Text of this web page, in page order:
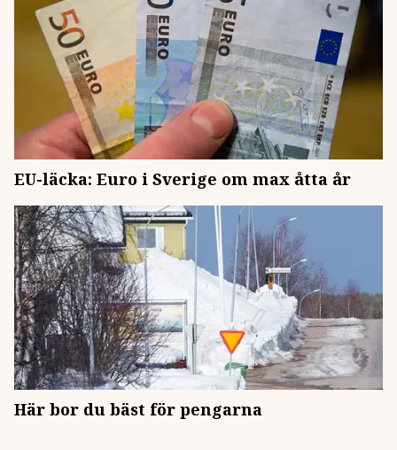
EU-läcka: Euro i Sverige om max åtta år
Här bor du bäst för pengarna